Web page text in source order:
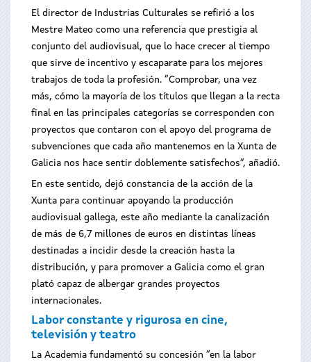
El director de Industrias Culturales se refirió a los
Mestre Mateo como una referencia que prestigia al
conjunto del audiovisual, que lo hace crecer al tiempo
que sirve de incentivo y escaparate para los mejores
trabajos de toda la profesión. “Comprobar, una vez
más, cómo la mayoría de los títulos que llegan a la recta
final en las principales categorías se corresponden con
proyectos que contaron con el apoyo del programa de
subvenciones que cada año mantenemos en la Xunta de
Galicia nos hace sentir doblemente satisfechos”, añadió.
En este sentido, dejó constancia de la acción de la
Xunta para continuar apoyando la producción
audiovisual gallega, este año mediante la canalización
de más de 6,7 millones de euros en distintas líneas
destinadas a incidir desde la creación hasta la
distribución, y para promover a Galicia como el gran
plató capaz de albergar grandes proyectos
internacionales.
Labor constante y rigurosa en cine,
televisión y teatro
La Academia fundamentó su concesión “en la labor